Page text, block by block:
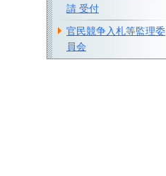
請 受付
官民競争入札等監理委
員会